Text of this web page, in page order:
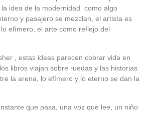
idea de la modernidad como algo
y pasajero se mezclan, el artista es
efímero, el arte como reflejo del
, estas ideas parecen cobrar vida en
libros viajan sobre ruedas y las historias
la arena, lo efímero y lo eterno se dan la
que pasa, una voz que lee, un niño